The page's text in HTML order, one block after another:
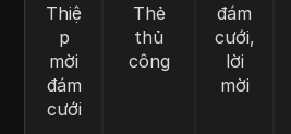
Thiệ
p
mời
đám
cưới
Thẻ
thủ
công
đám
cưới,
lời
mời